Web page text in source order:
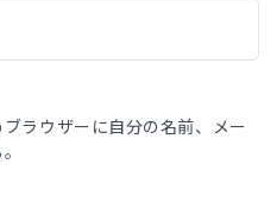
ラウザーに自分の名前、メー